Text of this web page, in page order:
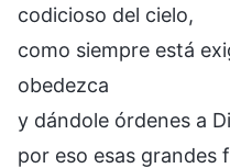
codicioso del cielo,
como siempre está
obedezca
y dándole órdenes a
por eso esas grandes